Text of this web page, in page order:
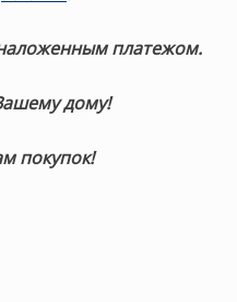
платежом.
дому!
покупок!